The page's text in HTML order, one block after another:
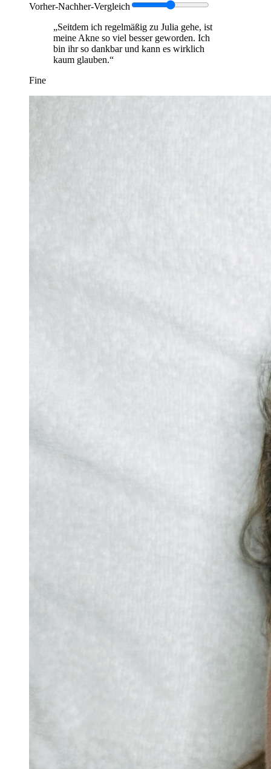
Vorher-Nachher-Vergleich
„Seitdem ich regelmäßig zu Julia gehe, ist
meine Akne so viel besser geworden. Ich
bin ihr so dankbar und kann es wirklich
kaum glauben.“
Fine